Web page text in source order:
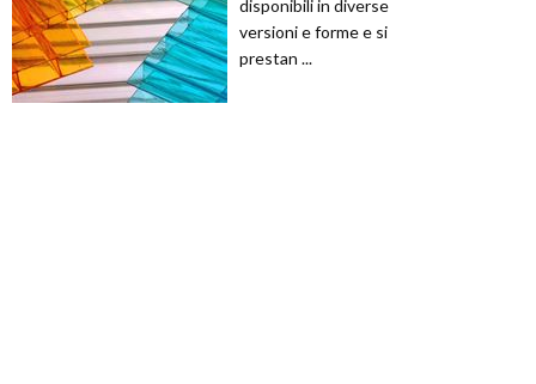
disponibili in diverse
versioni e forme e si
prestan ...